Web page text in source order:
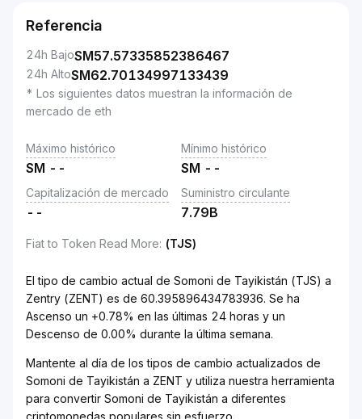
Referencia
24h BajoSM57.57335852386467
24h AltoSM62.70134997133439
* Los siguientes datos muestran la información de
mercado de eth
Máximo histórico
SM --
Mínimo histórico
SM --
Capitalización de mercado
--
Suministro circulante
7.79B
Fiat to Token Read More: (TJS)
El tipo de cambio actual de Somoni de Tayikistán (TJS) a
Zentry (ZENT) es de 60.395896434783936. Se ha
Ascenso un +0.78% en las últimas 24 horas y un
Descenso de 0.00% durante la última semana.
Mantente al día de los tipos de cambio actualizados de
Somoni de Tayikistán a ZENT y utiliza nuestra herramienta
para convertir Somoni de Tayikistán a diferentes
criptomonedas populares sin esfuerzo.